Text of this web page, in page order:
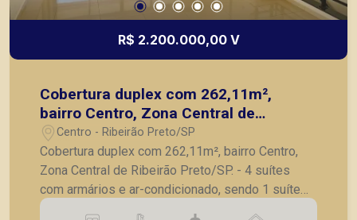
R$ 2.200.000,00 V
Cobertura duplex com 262,11m²,
bairro Centro, Zona Central de
Ribeirão Preto/SP.
Centro - Ribeirão Preto/SP
Cobertura duplex com 262,11m², bairro Centro,
Zona Central de Ribeirão Preto/SP. - 4 suítes
com armários e ar-condicionado, sendo 1 suíte
master com banheira; - Banheiro social; - Lavabo;